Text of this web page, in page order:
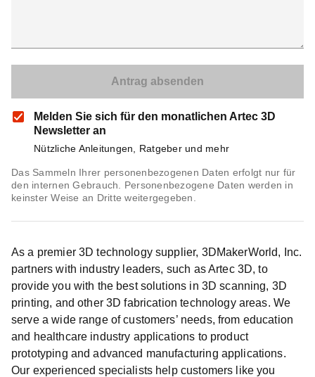
Melden Sie sich für den monatlichen Artec 3D
Newsletter an
Nützliche Anleitungen, Ratgeber und mehr
Das Sammeln Ihrer personenbezogenen Daten erfolgt nur für
den internen Gebrauch. Personenbezogene Daten werden in
keinster Weise an Dritte weitergegeben.
As a premier 3D technology supplier, 3DMakerWorld, Inc.
partners with industry leaders, such as Artec 3D, to
provide you with the best solutions in 3D scanning, 3D
printing, and other 3D fabrication technology areas. We
serve a wide range of customers’ needs, from education
and healthcare industry applications to product
prototyping and advanced manufacturing applications.
Our experienced specialists help customers like you